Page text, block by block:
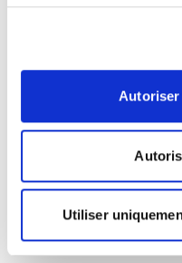
Autoriser
Utiliser